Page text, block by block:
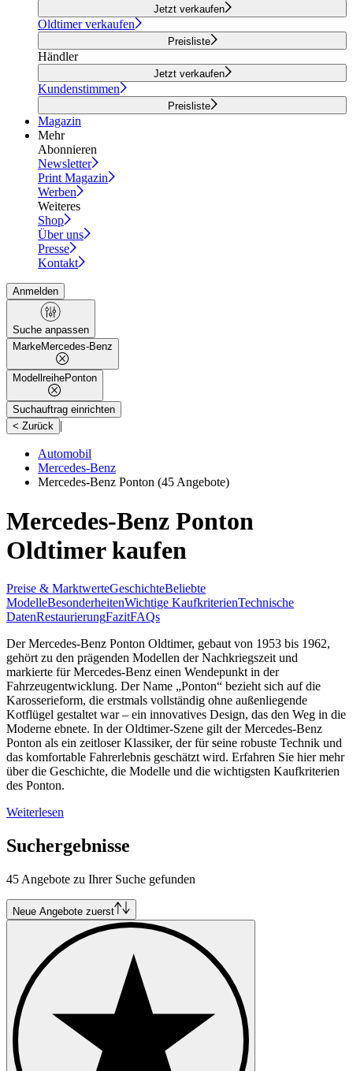
Jetzt verkaufen
Oldtimer verkaufen
Preisliste
Händler
Jetzt verkaufen
Kundenstimmen
Preisliste
Magazin
Mehr
Abonnieren
Newsletter
Print Magazin
Werben
Weiteres
Shop
Über uns
Presse
Kontakt
Anmelden
Suche anpassen
MarkeMercedes-Benz
ModellreihePonton
Suchauftrag einrichten
< Zurück |
Automobil
Mercedes-Benz
Mercedes-Benz Ponton (45 Angebote)
Mercedes-Benz Ponton
Oldtimer kaufen
Preise & MarktwerteGeschichteBeliebte
ModelleBesonderheitenWichtige KaufkriterienTechnische
DatenRestaurierungFazitFAQs
Der Mercedes-Benz Ponton Oldtimer, gebaut von 1953 bis 1962,
gehört zu den prägenden Modellen der Nachkriegszeit und
markierte für Mercedes-Benz einen Wendepunkt in der
Fahrzeugentwicklung. Der Name „Ponton“ bezieht sich auf die
Karosserieform, die erstmals vollständig ohne außenliegende
Kotflügel gestaltet war – ein innovatives Design, das den Weg in die
Moderne ebnete. In der Oldtimer-Szene gilt der Mercedes-Benz
Ponton als ein zeitloser Klassiker, der für seine robuste Technik und
das komfortable Fahrerlebnis geschätzt wird. Erfahren Sie hier mehr
über die Geschichte, die Modelle und die wichtigsten Kaufkriterien
des Ponton.
Weiterlesen
Suchergebnisse
45 Angebote zu Ihrer Suche gefunden
Neue Angebote zuerst